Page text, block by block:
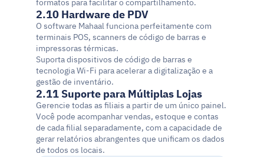
formatos para facilitar o compartilhamento.
2.10 Hardware de PDV
O software Mahaal funciona perfeitamente com
terminais POS, scanners de código de barras e
impressoras térmicas.
Suporta dispositivos de código de barras e
tecnologia Wi-Fi para acelerar a digitalização e a
gestão de inventário.
2.11 Suporte para Múltiplas Lojas
Gerencie todas as filiais a partir de um único painel.
Você pode acompanhar vendas, estoque e contas
de cada filial separadamente, com a capacidade de
gerar relatórios abrangentes que unificam os dados
de todos os locais.